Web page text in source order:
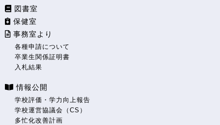
図書室
保健室
事務室より
各種申請について
卒業生関係証明書
入札結果
情報公開
学校評価・学力向上報告
学校運営協議会（CS）
多忙化改善計画